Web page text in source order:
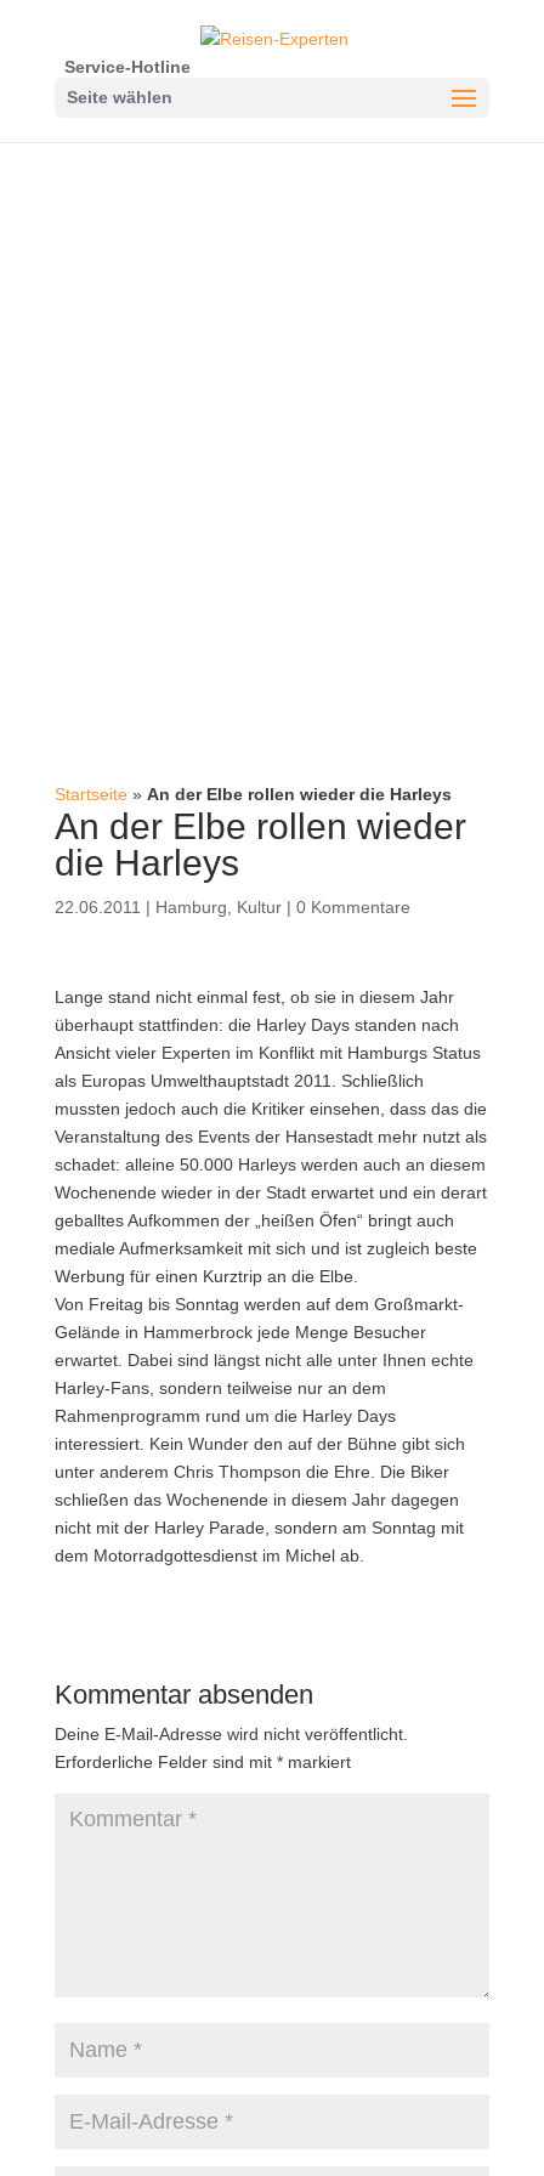
Service-Hotline
Seite wählen
Startseite» An der Elbe rollen wieder die Harleys
An der Elbe rollen wieder
die Harleys
22.06.2011 | Hamburg Kultur| 0 Kommentare
Lange stand nicht einmal fest, ob sie in diesem Jahr
überhaupt stattfinden: die Harley Days standen nach
Ansicht vieler Experten im Konflikt mit Hamburgs Status
als Europas Umwelthauptstadt 2011. Schließlich
mussten jedoch auch die Kritiker einsehen, dass das die
Veranstaltung des Events der Hansestadt mehr nutzt als
schadet: alleine 50.000 Harleys werden auch an diesem
Wochenende wieder in der Stadt erwartet und ein derart
geballtes Aufkommen der „heißen Öfen“ bringt auch
mediale Aufmerksamkeit mit sich und ist zugleich beste
Werbung für einen Kurztrip an die Elbe.
Von Freitag bis Sonntag werden auf dem Großmarkt-
Gelände in Hammerbrock jede Menge Besucher
erwartet. Dabei sind längst nicht alle unter Ihnen echte
Harley-Fans, sondern teilweise nur an dem
Rahmenprogramm rund um die Harley Days
interessiert. Kein Wunder den auf der Bühne gibt sich
unter anderem Chris Thompson die Ehre. Die Biker
schließen das Wochenende in diesem Jahr dagegen
nicht mit der Harley Parade, sondern am Sonntag mit
dem Motorradgottesdienst im Michel ab.
Kommentar absenden
Deine E-Mail-Adresse wird nicht veröffentlicht.
Erforderliche Felder sind mit *markiert